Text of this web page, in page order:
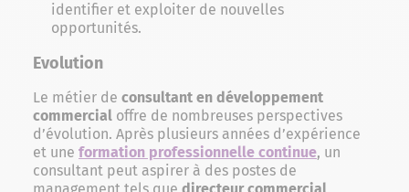
identifier et exploiter de nouvelles
opportunités.
Evolution
Le métier de consultant en développement
commercial offre de nombreuses perspectives
d’évolution. Après plusieurs années d’expérience
et une formation professionnelle continue, un
consultant peut aspirer à des postes de